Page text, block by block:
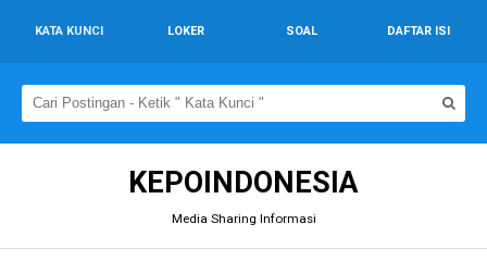
KATA KUNCI LOKER SOAL DAFTAR ISI
KEPOINDONESIA
Media Sharing Informasi